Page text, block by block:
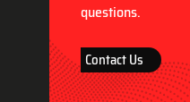
questions.
Contact Us